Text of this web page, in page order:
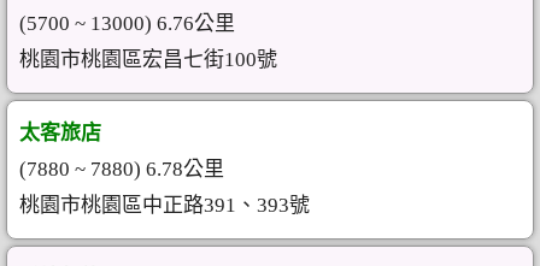
(5700 ~ 13000) 6.76公里
桃園市桃園區宏昌七街100號
太客旅店
(7880 ~ 7880) 6.78公里
桃園市桃園區中正路391、393號